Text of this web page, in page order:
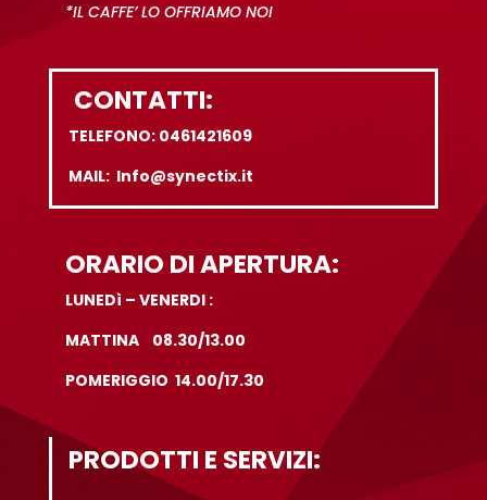
*IL CAFFE’ LO OFFRIAMO NOI
CONTATTI:
TELEFONO: 0461421609
MAIL: Info@synectix.it
ORARIO DI APERTURA:
LUNEDì – VENERDI :
MATTINA 08.30/13.00
POMERIGGIO 14.00/17.30
PRODOTTI E SERVIZI: